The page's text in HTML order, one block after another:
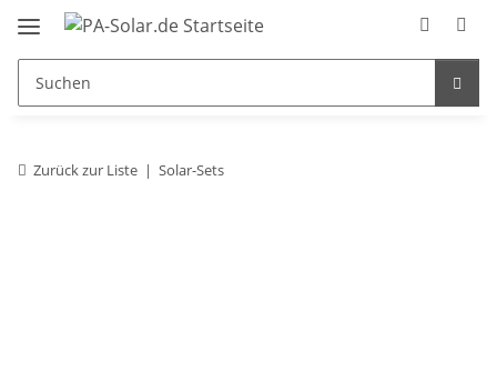
Zurück zur Liste Solar-Sets